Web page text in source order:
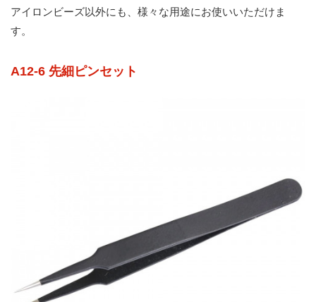
アイロンビーズ以外にも、様々な用途にお使いいただけま
す。
A12-6 先細ピンセット